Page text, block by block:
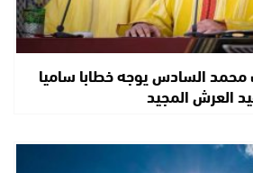
محمد السادس يوجه خطابا ساميا
العرش المجيد